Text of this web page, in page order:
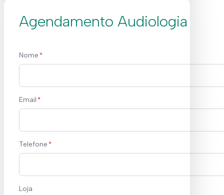
Agendamento Audiologia
Nome *
Email *
Telefone *
Loja